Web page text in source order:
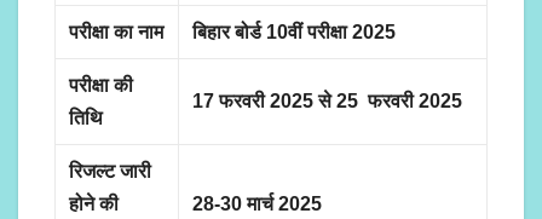
परीक्षा का नाम बिहार बोर्ड 10वीं परीक्षा 2025
परीक्षा की
तिथि
17 फरवरी 2025 से 25 फरवरी 2025
रिजल्ट जारी
होने की
28-30 मार्च 2025